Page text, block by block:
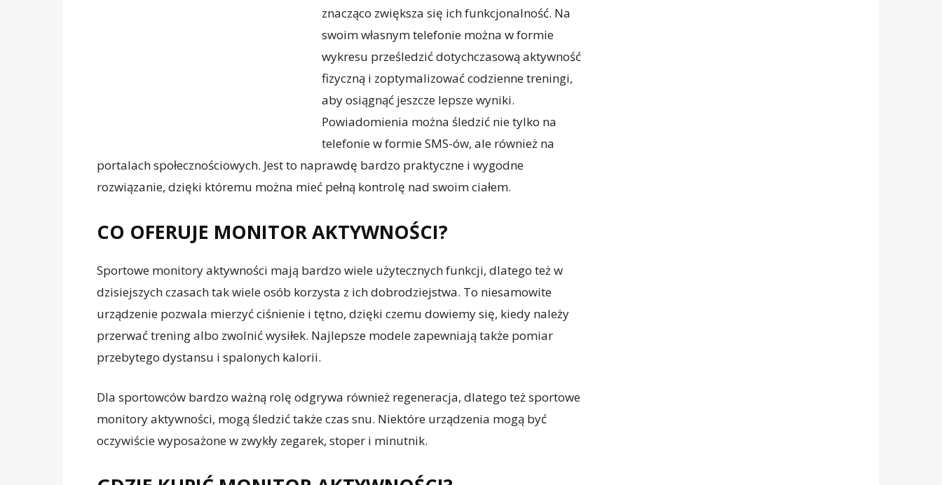
znacząco zwiększa się ich funkcjonalność. Na
swoim własnym telefonie można w formie
wykresu prześledzić dotychczasową aktywność
fizyczną i zoptymalizować codzienne treningi,
aby osiągnąć jeszcze lepsze wyniki.
Powiadomienia można śledzić nie tylko na
telefonie w formie SMS-ów, ale również na
portalach społecznościowych. Jest to naprawdę bardzo praktyczne i wygodne
rozwiązanie, dzięki któremu można mieć pełną kontrolę nad swoim ciałem.
CO OFERUJE MONITOR AKTYWNOŚCI?
Sportowe monitory aktywności mają bardzo wiele użytecznych funkcji, dlatego też w
dzisiejszych czasach tak wiele osób korzysta z ich dobrodziejstwa. To niesamowite
urządzenie pozwala mierzyć ciśnienie i tętno, dzięki czemu dowiemy się, kiedy należy
przerwać trening albo zwolnić wysiłek. Najlepsze modele zapewniają także pomiar
przebytego dystansu i spalonych kalorii.
Dla sportowców bardzo ważną rolę odgrywa również regeneracja, dlatego też sportowe
monitory aktywności, mogą śledzić także czas snu. Niektóre urządzenia mogą być
oczywiście wyposażone w zwykły zegarek, stoper i minutnik.